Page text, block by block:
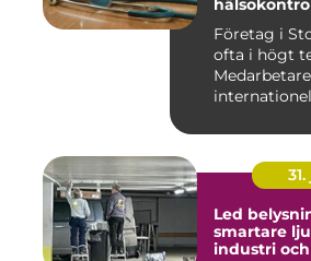
Företag i
ofta i högt
Led
smartare
industri